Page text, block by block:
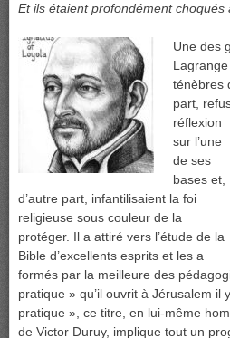
Et ils étaient profondément choqués
Une des
ténèbres
part,
réflexion
sur l’une
de ses
bases et,
d’autre part, infantilisaient la foi
religieuse sous couleur de la
protéger. Il a attiré vers l’étude de la
Bible d’excellents esprits et les a
formés par la meilleure des
pratique » qu’il ouvrit à Jérusalem il
pratique », ce titre, en lui-même
de Victor Duruy, implique tout un